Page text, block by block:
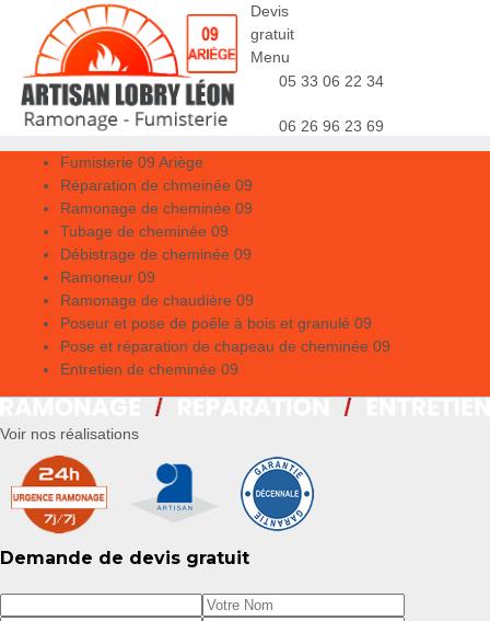
Devis
gratuit
Menu
05 33 06 22 34
06 26 96 23 69
Fumisterie 09 Ariège
Réparation de chmeinée 09
Ramonage de cheminée 09
Tubage de cheminée 09
Débistrage de cheminée 09
Ramoneur 09
Ramonage de chaudière 09
Poseur et pose de poêle à bois et granulé 09
Pose et réparation de chapeau de cheminée 09
Entretien de cheminée 09
Voir nos réalisations
Demande de devis gratuit